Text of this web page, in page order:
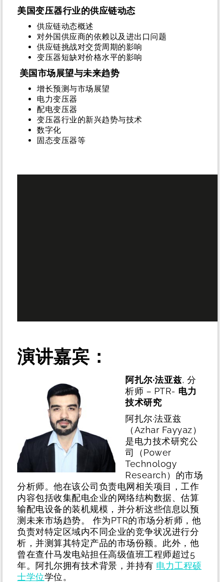
美国变压器行业的供应链动态
供应链动态概述
对外国供应商的依赖以及进出口问题
供应链挑战对交货周期的影响
变压器短缺对价格水平的影响
美国市场展望与未来趋势
增长预测与市场展望
电力变压器
配电变压器
变压器行业的新兴趋势与技术
数字化
固态变压器等
演讲嘉宾：
阿扎尔·法亚兹, 分
析师 – PTR- 电力
技术研究
阿扎尔·法亚兹
（Azhar Fayyaz）
是电力技术研究公
司（Power
Technology
Research）的市场
分析师。他在该公司负责电网相关项目，工作
内容包括收集配电企业的网络结构数据、估算
输配电设备的装机规模，并分析这些信息以预
测未来市场趋势。 作为PTR的市场分析师，他
负责对特定区域内不同企业的竞争状况进行分
析，并测算其特定产品的市场份额。此外，他
曾在查什马发电站担任高级值班工程师超过5
年。阿扎尔拥有技术背景，并持有 电力工程硕
士学位学位。